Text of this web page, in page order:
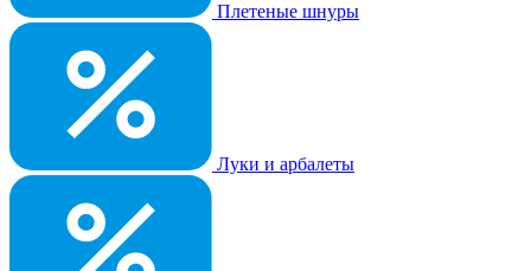
Плетеные шнуры
Луки и арбалеты